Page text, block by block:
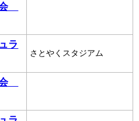
会
ラ
さとやくスタジアム
会